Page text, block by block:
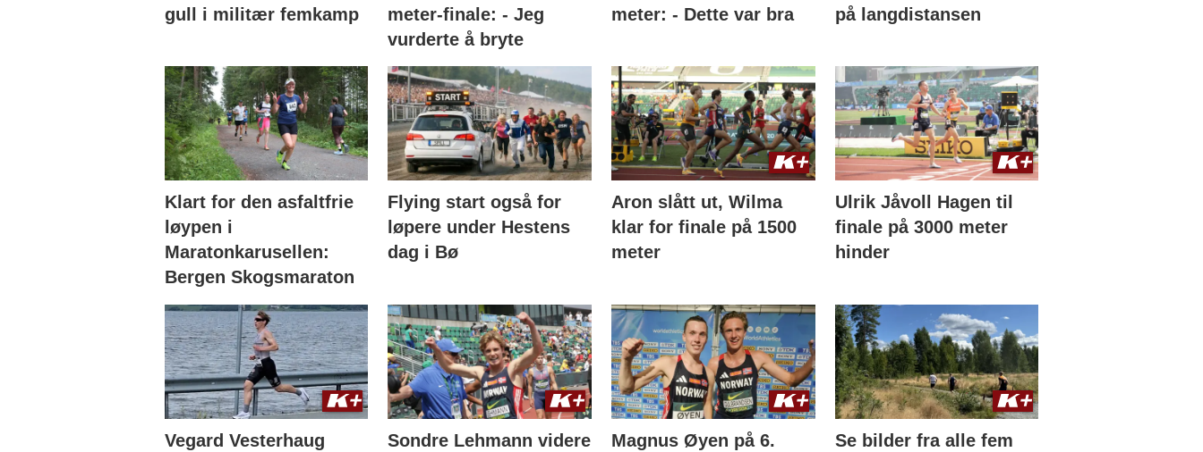
gull i militær femkamp
meter-finale: - Jeg
vurderte å bryte
meter: - Dette var bra
på langdistansen
Klart for den asfaltfrie
løypen i
Maratonkarusellen:
Bergen Skogsmaraton
Flying start også for
løpere under Hestens
dag i Bø
Aron slått ut, Wilma
klar for finale på 1500
meter
Ulrik Jåvoll Hagen til
finale på 3000 meter
hinder
Vegard Vesterhaug
Sondre Lehmann videre
Magnus Øyen på 6.
Se bilder fra alle fem